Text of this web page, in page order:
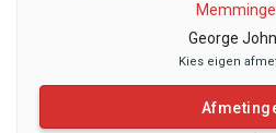
George
Kies eigen